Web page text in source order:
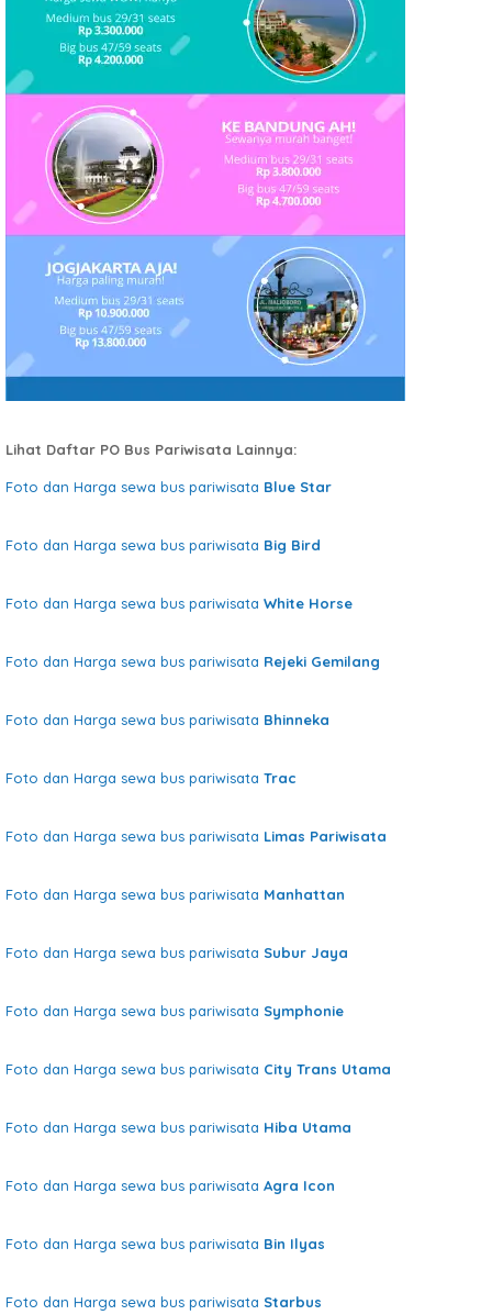
Lihat Daftar PO Bus Pariwisata Lainnya:
Foto dan Harga sewa bus pariwisata Blue Star
Foto dan Harga sewa bus pariwisata Big Bird
Foto dan Harga sewa bus pariwisata White Horse
Foto dan Harga sewa bus pariwisata Rejeki Gemilang
Foto dan Harga sewa bus pariwisata Bhinneka
Foto dan Harga sewa bus pariwisata Trac
Foto dan Harga sewa bus pariwisata Limas Pariwisata
Foto dan Harga sewa bus pariwisata Manhattan
Foto dan Harga sewa bus pariwisata Subur Jaya
Foto dan Harga sewa bus pariwisata Symphonie
Foto dan Harga sewa bus pariwisata City Trans Utama
Foto dan Harga sewa bus pariwisata Hiba Utama
Foto dan Harga sewa bus pariwisata Agra Icon
Foto dan Harga sewa bus pariwisata Bin Ilyas
Foto dan Harga sewa bus pariwisata Starbus